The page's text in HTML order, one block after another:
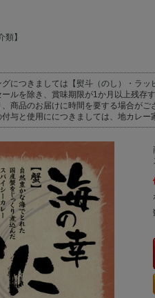
類】
につきましては 【熨斗（のし）・ラッ
ルを除き、賞味期限が1か月以上残存
商品のお届けに時間を要する場合がご
与と使用ににつきましては、地カレー